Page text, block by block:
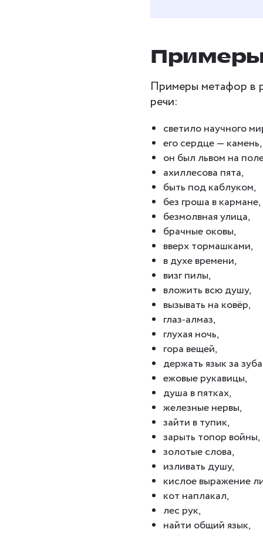
Примеры метафор в
речи:
светило научного
его сердце — камень,
он был львом на
ахиллесова пята,
быть под каблуком,
без гроша в кармане,
безмолвная улица,
брачные оковы,
вверх тормашками,
в духе времени,
визг пилы,
вложить всю душу,
вызывать на ковёр,
глаз-алмаз,
глухая ночь,
гора вещей,
держать язык за
ежовые рукавицы,
душа в пятках,
железные нервы,
зайти в тупик,
зарыть топор войны,
золотые слова,
изливать душу,
кислое выражение
кот наплакал,
лес рук,
найти общий язык,